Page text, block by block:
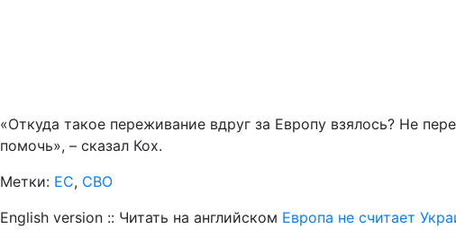
«Откуда такое переживание вдруг за Европу взялось? Не
помочь», – сказал Кох.
Метки: ЕС, СВО
English version :: Читать на английском Европа не считает